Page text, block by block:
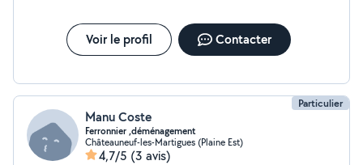
Voir le profil Contacter
Particulier
Manu Coste
Ferronnier ,déménagement
Châteauneuf-les-Martigues (Plaine Est)
4,7/5 (3 avis)